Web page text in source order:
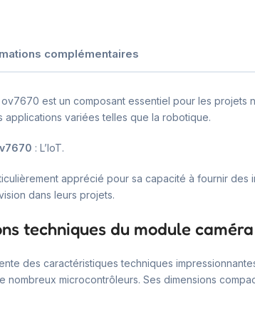
complémentaires
est un composant essentiel pour les projets
applications variées telles que la robotique.
: L’IoT.
apprécié pour sa capacité à fournir
dans leurs projets.
techniques du module
des caractéristiques techniques
nombreux microcontrôleurs. Ses dimensions